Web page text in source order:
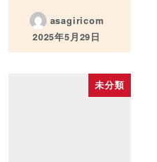
asagiricom
投稿日
2025年5月29日
未分類